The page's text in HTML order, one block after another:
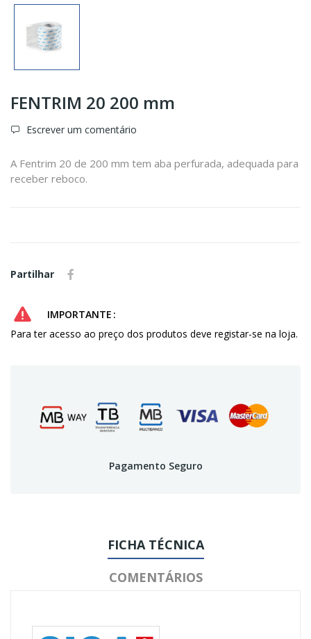
FENTRIM 20 200 mm
Escrever um comentário
A Fentrim 20 de 200 mm tem aba perfurada, adequada para
receber reboco.
Partilhar
IMPORTANTE
Para ter acesso ao preço dos produtos deve registar-se na loja.
Pagamento Seguro
FICHA TÉCNICA
COMENTÁRIOS